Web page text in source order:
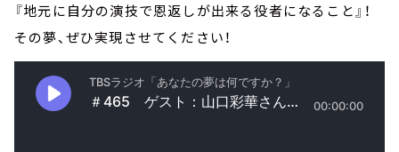
『地元に自分の演技で恩返しが出来る役者になること』！
その夢、ぜひ実現させてください！